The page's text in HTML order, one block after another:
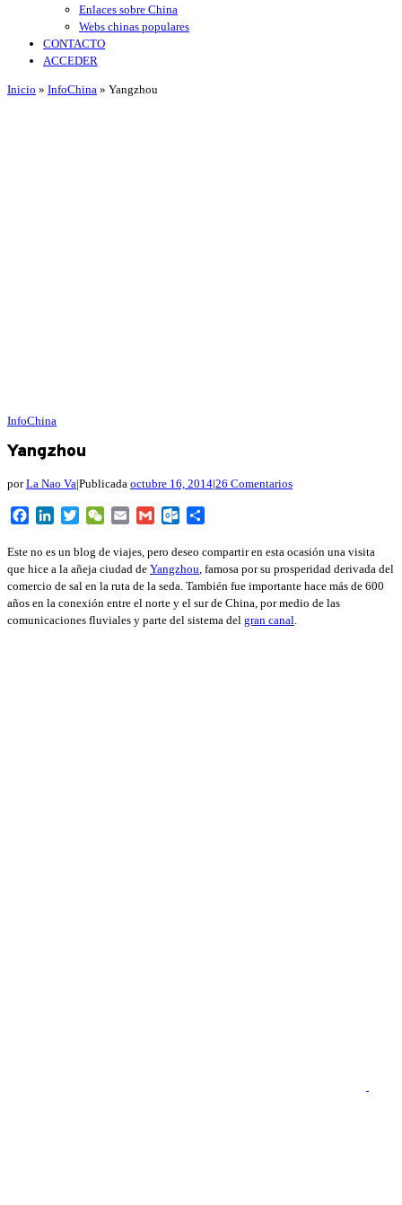
Enlaces sobre China
Webs chinas populares
CONTACTO
ACCEDER
Inicio » InfoChina » Yangzhou
InfoChina
Yangzhou
porLa Nao Va|Publicada octubre 16, 2014|26 Comentarios
FacebookLinkedInTwitterWeChat
Email Gmail Outlook.com
Este no es un blog de viajes, pero deseo compartir en esta ocasión una visita
que hice a la añeja ciudad de Yangzhou , famosa por su prosperidad derivada del
comercio de sal en la ruta de la seda. También fue importante hace más de 600
años en la conexión entre el norte y el sur de China, por medio de las
comunicaciones fluviales y parte del sistema del gran canal